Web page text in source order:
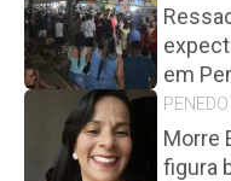
em
PENEDO
Morre
figura